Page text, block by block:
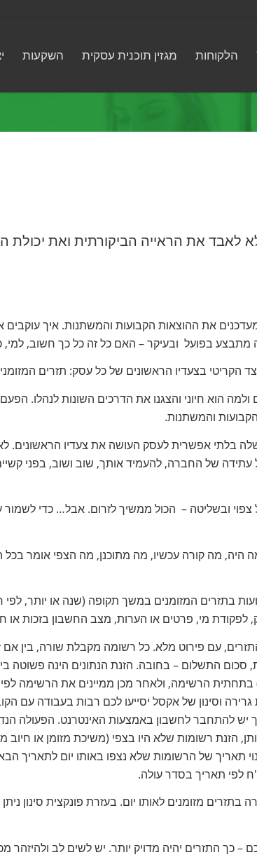
הלקוחות מגזין תוכנית עסקית השקעות
את הראייה הביקורתית ואת יכולת
את ההוצאות הקבועות והמשתנות. איך
מתבצע בפועל ובעיקר – האם כל זה כל כך חשוב,
הוא חיוני והצגנו את הדרכים השונות לנהלו.
והמשתנות.
בלתי אפשרית לעסק העושה את צעדיו הראשונים.
של החברה, להעמיד אותך, שוב ושוב, בפני
צפוי ובשליטה – הכול ממשיך לזרום. אבל… כדי לשמור
מה קורה עכשיו, מה מתוכנן, מה הצפי אומר בכל
בתזרים המזומנים במשך תקופה (שנה או יותר, לפי
מי, פרטים או הערות, מצב החשבון בזכות או
עם פירוט מלא. כל רשומה מקבלת שורה, בין אם
התשלום – בחובה. הזנת הנתונים הינה פשוטה
הרשימה, ולאחר מכן ממיינים את הרשימה
וסינון של אקסל יסייעו לכם רבות בעבודה עם
יש להתחבר לחשבון באמצעות האינטרנט. הפעולה
הזנת רשומות שלא היו בצפי (משיכת מזומן או
תאריך של הרשומות שלא נצפו באותו יום לתאריך
לפי תאריך בסדר עולה.
מזומנים לאותו יום. בעזרת פונקצית סינון
– כך התזרים יהיה מדויק יותר. יש לשים לב ולהיזהר